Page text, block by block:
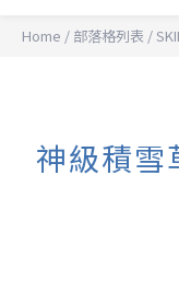
Home / 部落格列表 /
神級積雪